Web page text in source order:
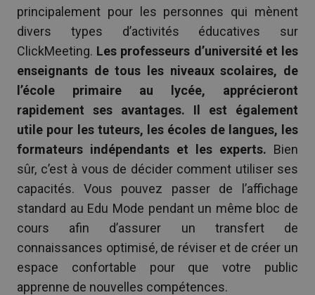
principalement pour les personnes qui mènent
divers types d’activités éducatives sur
ClickMeeting. Les professeurs d’université et les
enseignants de tous les niveaux scolaires, de
l’école primaire au lycée, apprécieront
rapidement ses avantages. Il est également
utile pour les tuteurs, les écoles de langues, les
formateurs indépendants et les experts. Bien
sûr, c’est à vous de décider comment utiliser ses
capacités. Vous pouvez passer de l’affichage
standard au Edu Mode pendant un même bloc de
cours afin d’assurer un transfert de
connaissances optimisé, de réviser et de créer un
espace confortable pour que votre public
apprenne de nouvelles compétences.